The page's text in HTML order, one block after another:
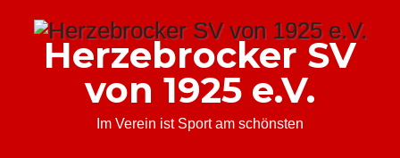
springenHerzebrocker SV
von 1925 e.V.
Im Verein ist Sport am schönsten